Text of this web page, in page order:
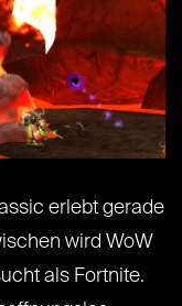
erlebt gerade
wird WoW
als Fortnite.